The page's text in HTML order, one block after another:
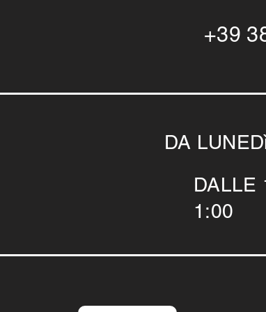
+39
DA
DALLE
1:00